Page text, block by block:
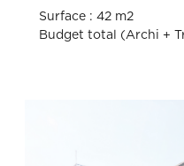
Surface : 42 m2
Budget total (Archi +